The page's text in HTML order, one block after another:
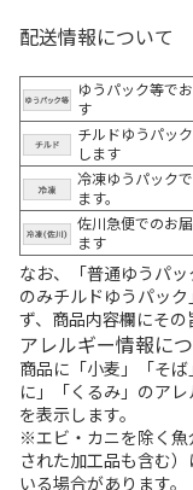
配送情報について
ゆうパック等で
す
チルドゆうパッ
します
冷凍ゆうパック
ます。
佐川急便でのお
ます
なお、「普通ゆうパ
のみチルドゆうパッ
ず、商品内容欄にその
アレルギー情報に
商品に「小麦」「そ
に」「くるみ」のア
を表示します。
※エビ・カニを除く魚
された加工品も含む
いる場合があります